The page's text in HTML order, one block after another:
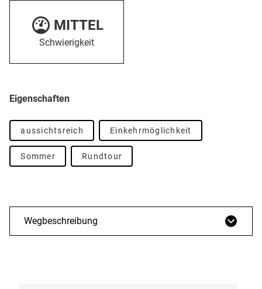
MITTEL
Schwierigkeit
Eigenschaften
aussichtsreich Einkehrmöglichkeit
Sommer Rundtour
Wegbeschreibung